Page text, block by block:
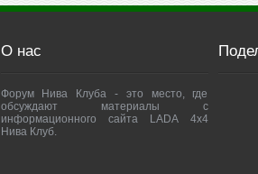
О нас
Форум Нива Клуба - это место, где
обсуждают материалы с
информационного сайта LADA 4x4
Нива Клуб.